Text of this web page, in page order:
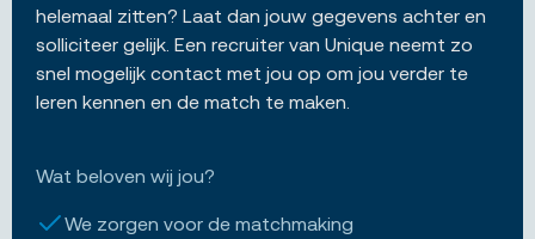
helemaal zitten? Laat dan jouw gegevens achter en
solliciteer gelijk. Een recruiter van Unique neemt zo
snel mogelijk contact met jou op om jou verder te
leren kennen en de match te maken.
Wat beloven wij jou?
We zorgen voor de matchmaking